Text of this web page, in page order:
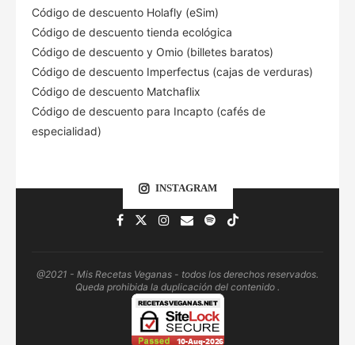
Código de descuento Holafly (eSim)
Código de descuento tienda ecológica
Código de descuento y Omio (billetes baratos)
Código de descuento Imperfectus (cajas de verduras)
Código de descuento Matchaflix
Código de descuento para Incapto (cafés de
especialidad)
INSTAGRAM
@2021 - Mis Recetas Veganas - todos los derechos reservados.
Queda prohibida la duplicación del contenido .